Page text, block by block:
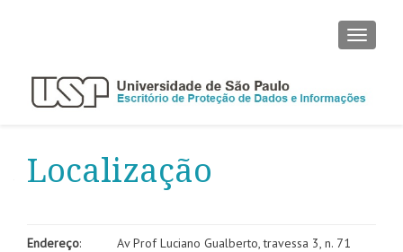
Localização
Endereço:
Av Prof Luciano Gualberto, travessa 3, n. 71